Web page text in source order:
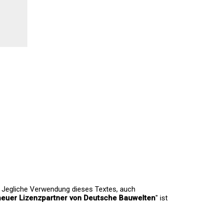
Verwendung dieses Textes, auch
Lizenzpartner von Deutsche Bauwelten" ist